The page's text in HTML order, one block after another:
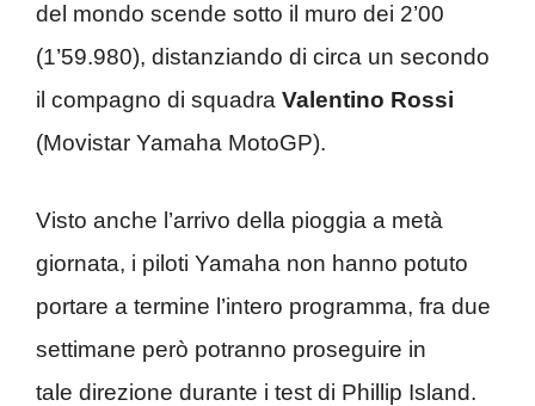
del mondo scende sotto il muro dei 2’00
(1’59.980), distanziando di circa un secondo
il compagno di squadra Valentino Rossi
(Movistar Yamaha MotoGP).
Visto anche l’arrivo della pioggia a metà
giornata, i piloti Yamaha non hanno potuto
portare a termine l’intero programma, fra due
settimane però potranno proseguire in
tale direzione durante i test di Phillip Island.